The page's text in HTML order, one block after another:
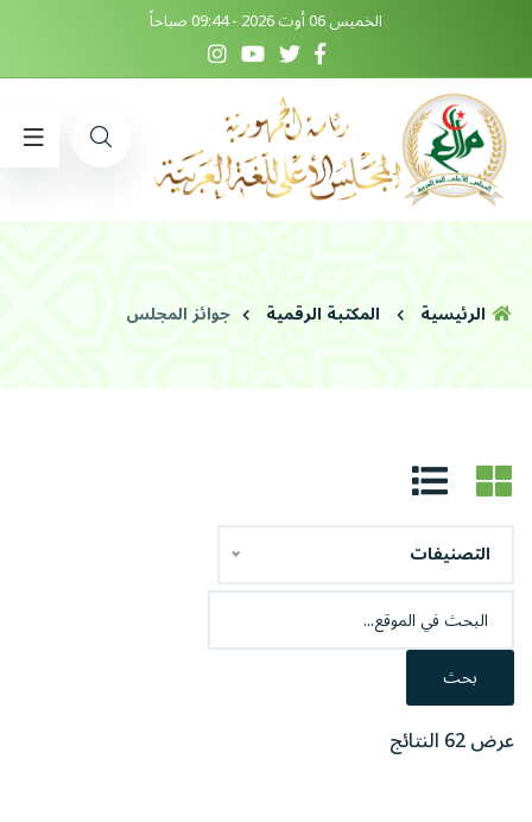
الخميس 06 أوت 2026 - 09:44 صباحاً
الرئيسية المكتبة الرقمية جوائز المجلس
التصنيفات
بحث
عرض 62 النتائج